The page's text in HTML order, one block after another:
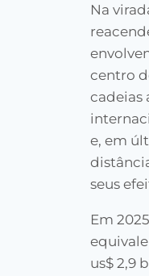
Na
centro
cadeias
e, em
seus
Em
us$ 2,9